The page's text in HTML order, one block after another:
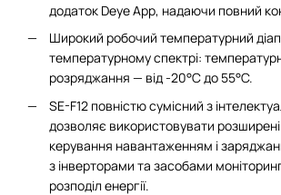
додаток Deye App, надаючи повний
Широкий робочий температурний
температурному спектрі:
розряджання — від -20°C до 55°C.
SE-F12 повністю сумісний з
дозволяє використовувати
керування навантаженням і
з інверторами та засобами
розподіл енергії.